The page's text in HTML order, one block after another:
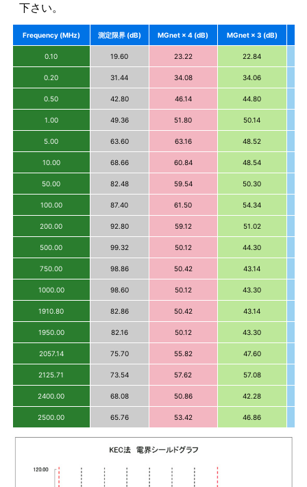
下さい。
Frequency (MHz) 測定限界 (dB) MGnet × 4 (dB) MGnet × 3 (dB)
0.10 19.60 23.22 22.84
0.20 31.44 34.08 34.06
0.50 42.80 46.14 44.80
1.00 49.36 51.80 50.14
5.00 63.60 63.16 48.52
10.00 68.66 60.84 48.54
50.00 82.48 59.54 50.30
100.00 87.40 61.50 54.34
200.00 92.80 59.12 51.02
500.00 99.32 50.12 44.30
750.00 98.86 50.42 43.14
1000.00 98.60 50.12 43.30
1910.80 82.86 50.42 43.14
1950.00 82.16 50.12 43.30
2057.14 75.70 55.82 47.60
2125.71 73.54 57.62 57.08
2400.00 68.08 50.86 42.28
2500.00 65.76 53.42 46.86